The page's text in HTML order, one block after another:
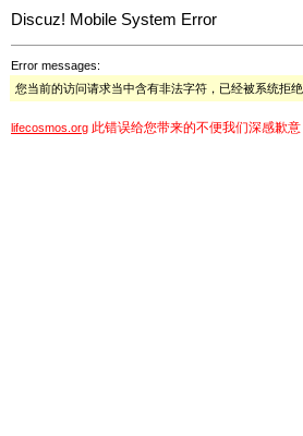
Discuz! Mobile System Error
Error messages:
您当前的访问请求当中含有非法字符，已经被系统拒绝
lifecosmos.org 此错误给您带来的不便我们深感歉意